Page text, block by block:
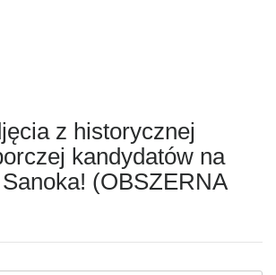
z historycznej
kandydatów na
(OBSZERNA